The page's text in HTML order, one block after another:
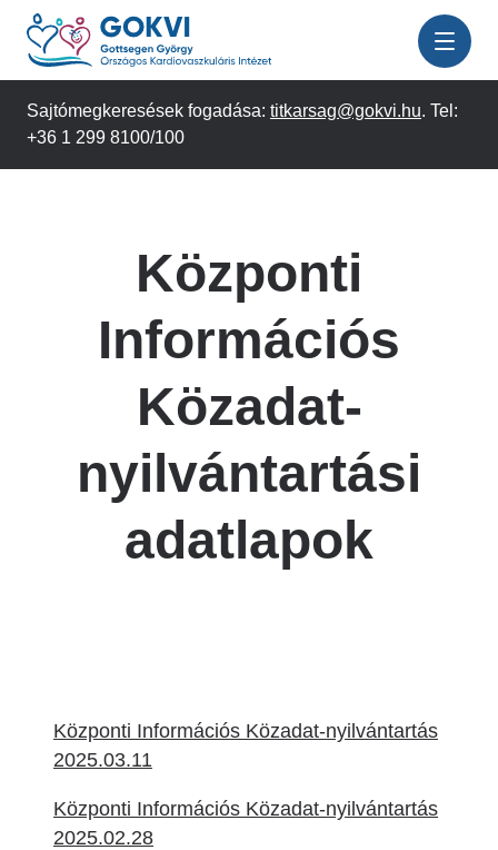
Ugrás
tartalomra
Sajtómegkeresések fogadása: titkarsag@gokvi.hu. Tel:
+36 1 299 8100/100
Központi
Információs
Közadat-
nyilvántartási
adatlapok
Központi Információs Közadat-nyilvántartás
2025.03.11
Központi Információs Közadat-nyilvántartás
2025.02.28